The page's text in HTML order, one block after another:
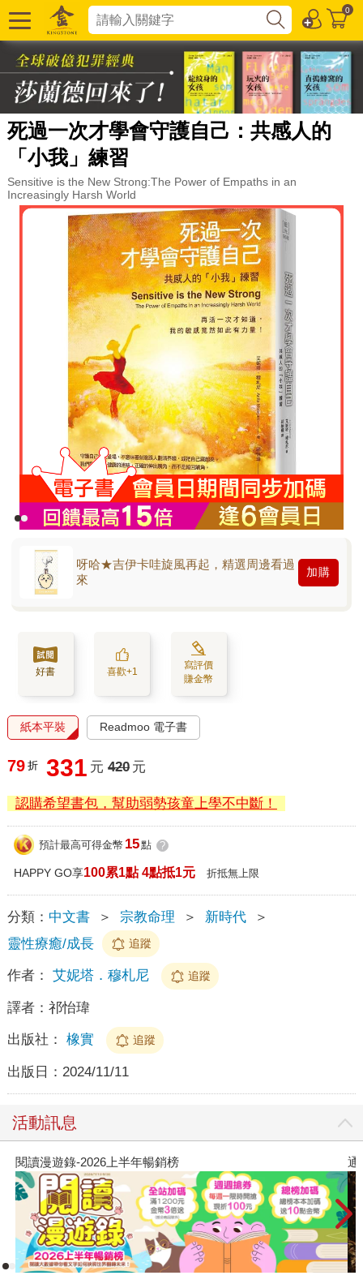
0
死過一次才學會守護自己：共感人的
「小我」練習
Sensitive is the New Strong:The Power of Empaths in an
Increasingly Harsh World
呀哈★吉伊卡哇旋風再起，精選周邊看過
來
加購
好書 喜歡+1
寫評價
賺金幣
紙本平裝 Readmoo 電子書
79 折 331 元 420 元
認購希望書包，幫助弱勢孩童上學不中斷！
預計最高可得金幣 15點 ?
HAPPY GO享100累1點 4點抵1元 折抵無上限
分類： 中文書 ＞ 宗教命理 ＞ 新時代
＞
靈性療癒/成長
追蹤
作者： 艾妮塔．穆札尼 追蹤
譯者： 祁怡瑋
出版社： 橡實 追蹤
出版日： 2024/11/11
活動訊息
閱讀漫遊錄-2026上半年暢銷榜 通